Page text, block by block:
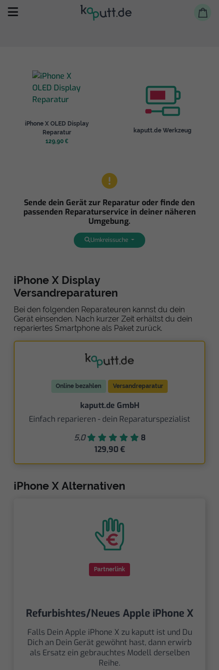
Selbst reparieren
Reparieren lassen
iPhone X OLED Display
Reparatur
129,90 €
kaputt.de Werkzeug
Sende dein Gerät zur Reparatur oder finde den
passenden Reparaturservice in deiner näheren
Umgebung.
Umkreissuche
iPhone X Display
Versandreparaturen
Bei den folgenden Reparateuren kannst du dein
Gerät einsenden. Nach kurzer Zeit erhältst du dein
repariertes Smartphone als Paket zurück.
Online bezahlen Versandreparatur
kaputt.de GmbH
Einfach reparieren - dein Reparaturspezialist
5,0
8
129,90 €
iPhone X Alternativen
Partnerlink
Refurbishtes/Neues Apple iPhone X
Falls Dein Apple iPhone X zu kaputt ist und Du
Dich an Dein Gerät gewöhnt hast, dann erwirb
als Ersatz ein gebrauchtes Modell derselben
Reihe.